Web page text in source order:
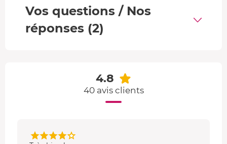
Vos questions / Nos
réponses (2)
4.8
40 avis clients